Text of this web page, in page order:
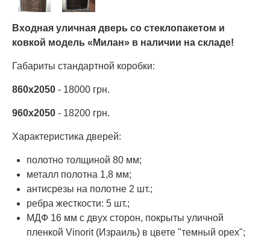
Входная уличная дверь со стеклопакетом и
ковкой модель «Милан» в наличии на складе!
Габариты стандартной коробки:
860х2050 - 18000 грн.
960х2050 - 18200 грн.
Характеристика дверей:
полотно толщиной 80 мм;
металл полотна 1,8 мм;
антисрезы на полотне 2 шт.;
ребра жесткости: 5 шт.;
МДФ 16 мм с двух сторон, покрыты уличной
пленкой Vinorit (Израиль) в цвете "темный орех";